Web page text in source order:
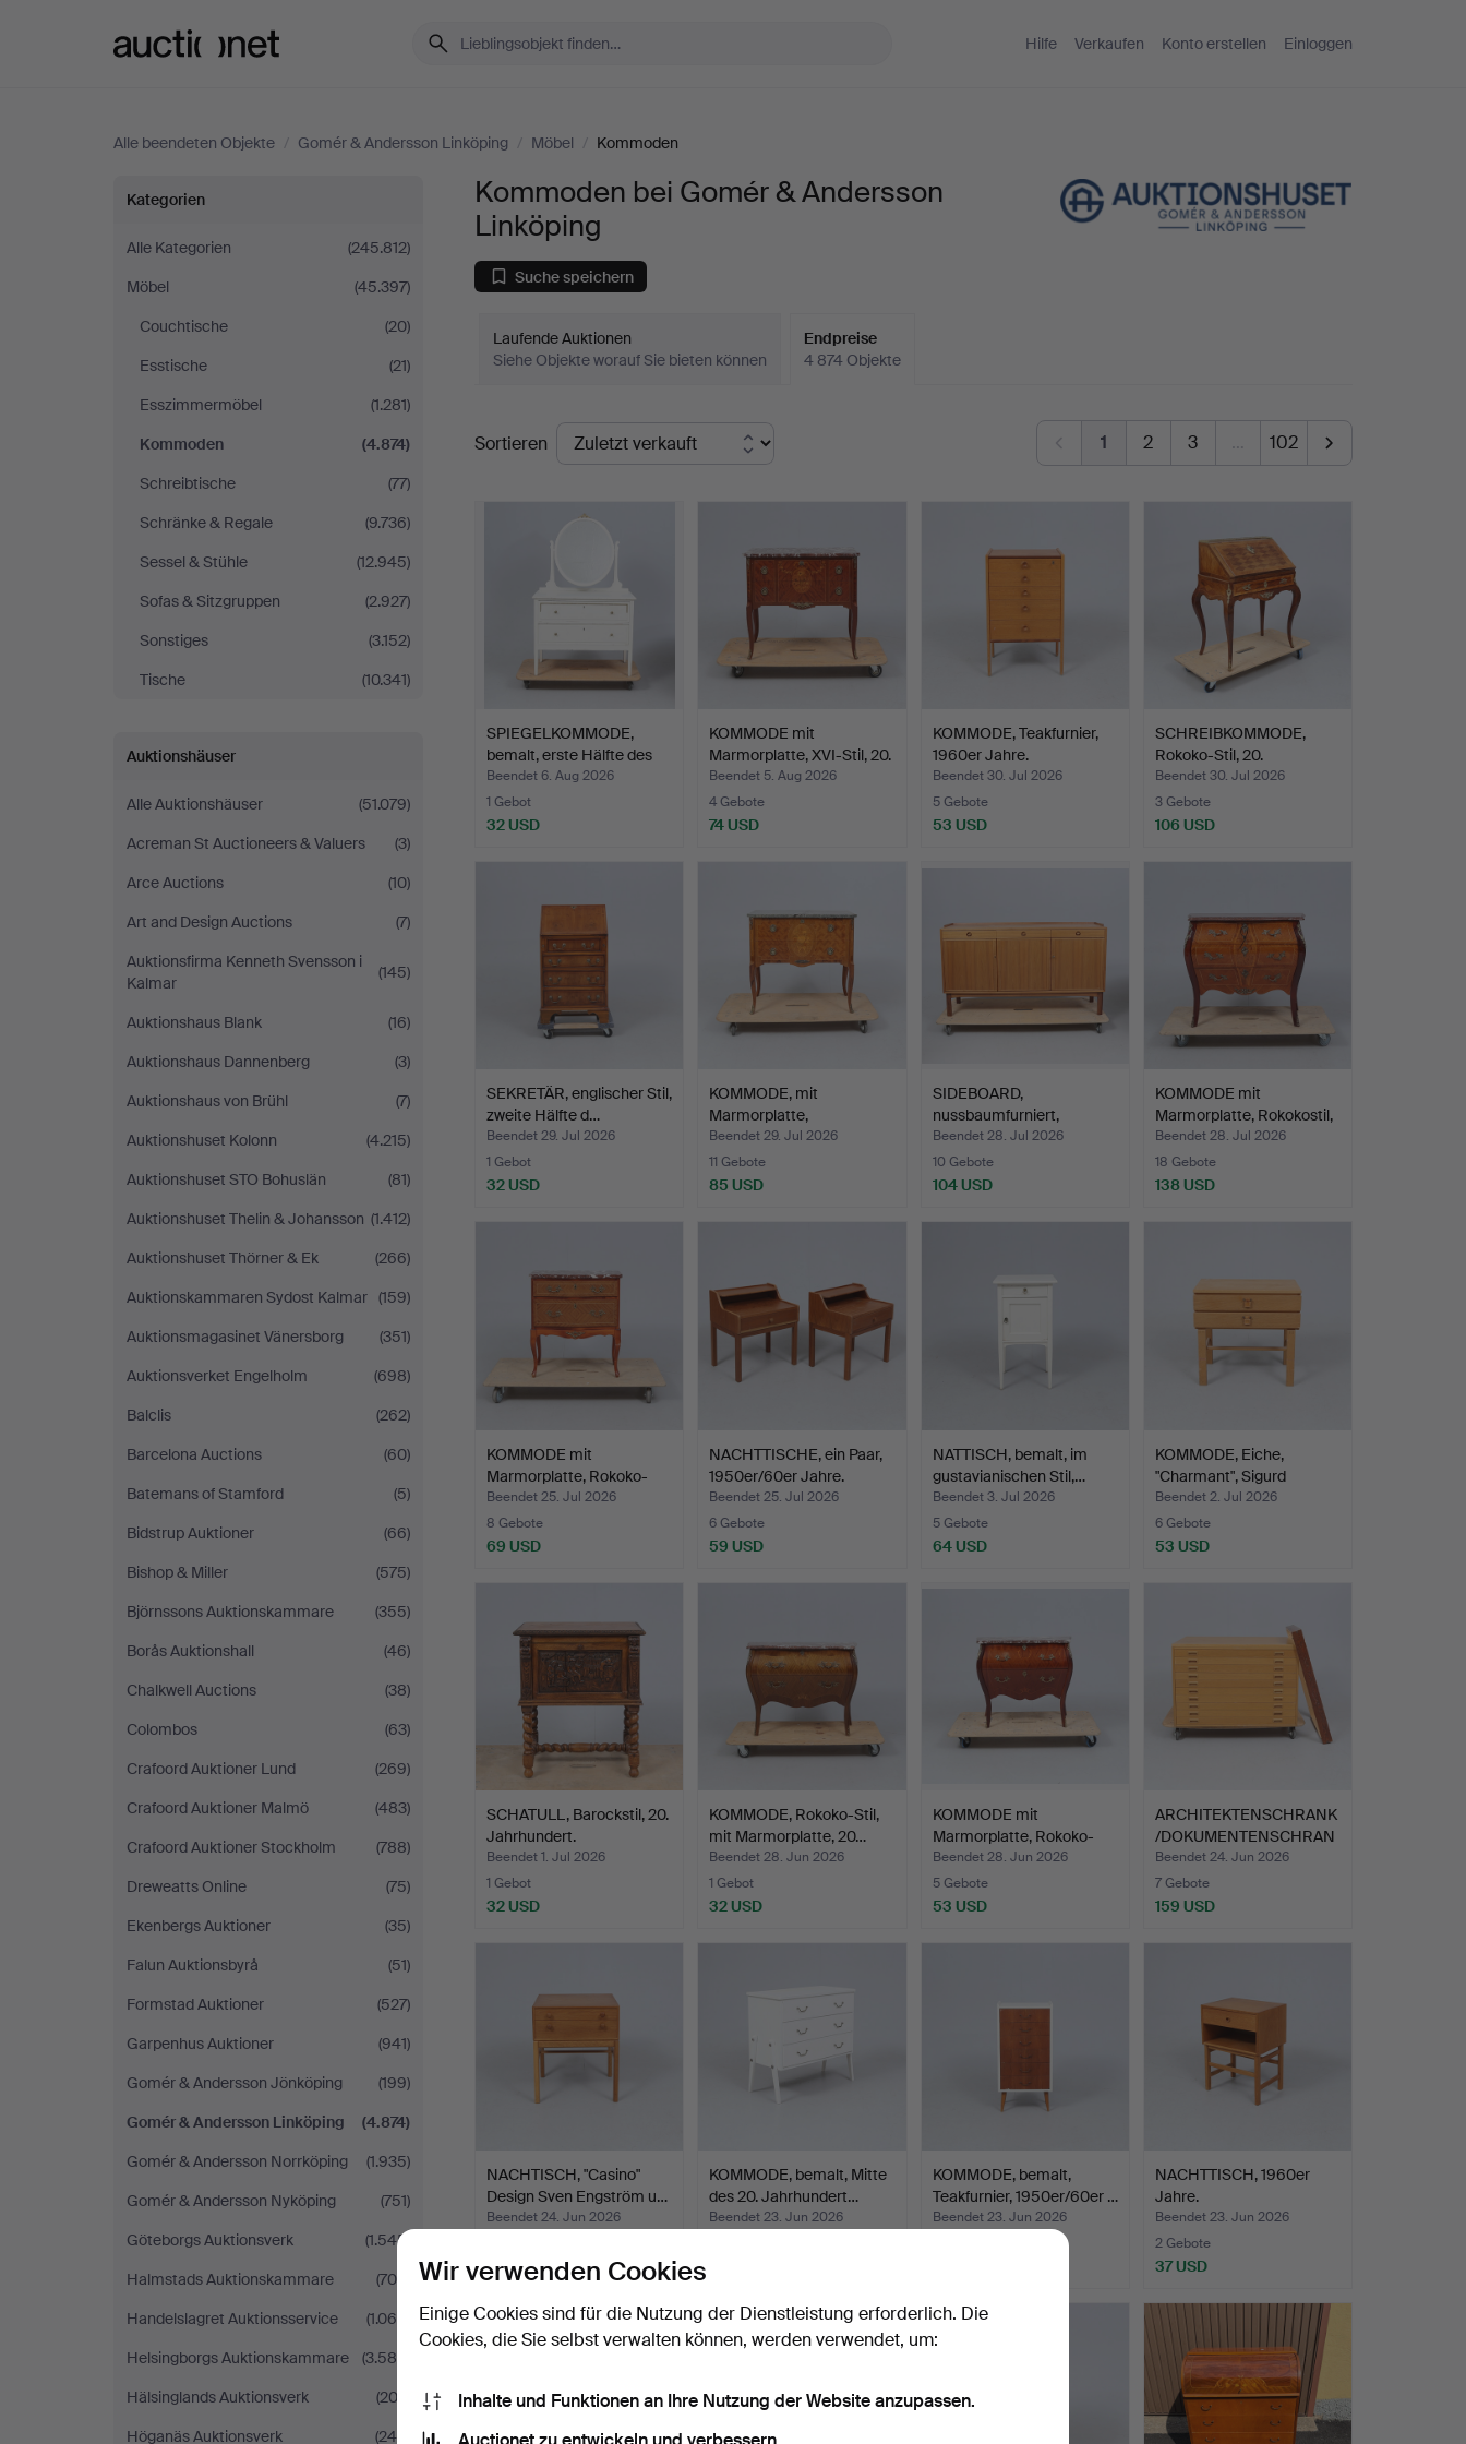
Hilfe Verkaufen Konto erstellen Einloggen
Alle beendeten Objekte / Gomér & Andersson Linköping / Möbel / Kommoden
Kommoden
bei
Gomér
Andersson
Linköping
Kategorien
Alle Kategorien
(245.812)
Möbel
(45.397)
Couchtische
(20)
Esstische
(21)
Esszimmermöbel
(1.281)
Kommoden
(4.874)
Schreibtische
(77)
Schränke & Regale
(9.736)
Sessel & Stühle
(12.945)
Sofas & Sitzgruppen
(2.927)
Sonstiges
(3.152)
Tische
(10.341)
Auktionshäuser
Alle Auktionshäuser
(51.079)
Acreman St Auctioneers & Valuers
(3)
Arce Auctions
(10)
Art and Design Auctions
(7)
Auktionsfirma Kenneth Svensson i
Kalmar
(145)
Auktionshaus Blank
(16)
Auktionshaus Dannenberg
(3)
Auktionshaus von Brühl
(7)
Auktionshuset Kolonn
(4.215)
Auktionshuset STO Bohuslän
(81)
Auktionshuset Thelin & Johansson (1.412)
Auktionshuset Thörner & Ek
(266)
Auktionskammaren Sydost Kalmar (159)
Auktionsmagasinet Vänersborg
(351)
Auktionsverket Engelholm
(698)
Balclis
(262)
Barcelona Auctions
(60)
Batemans of Stamford
(5)
Bidstrup Auktioner
(66)
Bishop & Miller
(575)
Björnssons Auktionskammare
(355)
Borås Auktionshall
(46)
Chalkwell Auctions
(38)
Colombos
(63)
Crafoord Auktioner Lund
(269)
Crafoord Auktioner Malmö
(483)
Crafoord Auktioner Stockholm
(788)
Dreweatts Online
(75)
Ekenbergs Auktioner
(35)
Falun Auktionsbyrå
(51)
Formstad Auktioner
(527)
Garpenhus Auktioner
(941)
Gomér & Andersson Jönköping
(199)
Gomér & Andersson Linköping
(4.874)
Gomér & Andersson Norrköping
(1.935)
Gomér & Andersson Nyköping
(751)
Göteborgs Auktionsverk
(1.545)
Halmstads Auktionskammare
(704)
Handelslagret Auktionsservice
(1.065)
Helsingborgs Auktionskammare
(3.585)
Hälsinglands Auktionsverk
(202)
Höganäs Auktionsverk
(244)
Kommoden bei Gomér & Andersson
Linköping
Suche speichern
Laufende Auktionen
Siehe Objekte worauf Sie bieten können
Endpreise
4 874 Objekte
Endpreise
Sortieren 1 2 3 … 102
SPIEGELKOMMODE,
bemalt, erste Hälfte des
2…
Beendet 6. Aug 2026
1 Gebot
32 USD
KOMMODE mit
Marmorplatte, XVI-Stil, 20.
Ja…
Beendet 5. Aug 2026
4 Gebote
74 USD
KOMMODE, Teakfurnier,
1960er Jahre.
Beendet 30. Jul 2026
5 Gebote
53 USD
SCHREIBKOMMODE,
Rokoko-Stil, 20.
Jahrhunde…
Beendet 30. Jul 2026
3 Gebote
106 USD
SEKRETÄR, englischer Stil,
zweite Hälfte d…
Beendet 29. Jul 2026
1 Gebot
32 USD
KOMMODE, mit
Marmorplatte,
gustavianischer…
Beendet 29. Jul 2026
11 Gebote
85 USD
SIDEBOARD,
nussbaumfurniert,
Skaraborgs Mö…
Beendet 28. Jul 2026
10 Gebote
104 USD
KOMMODE mit
Marmorplatte, Rokokostil,
20. …
Beendet 28. Jul 2026
18 Gebote
138 USD
KOMMODE mit
Marmorplatte, Rokoko-
Stil, 20.…
Beendet 25. Jul 2026
8 Gebote
69 USD
NACHTTISCHE, ein Paar,
1950er/60er Jahre.
Beendet 25. Jul 2026
6 Gebote
59 USD
NATTISCH, bemalt, im
gustavianischen Stil,…
Beendet 3. Jul 2026
5 Gebote
64 USD
KOMMODE, Eiche,
"Charmant", Sigurd
Göranss…
Beendet 2. Jul 2026
6 Gebote
53 USD
SCHATULL, Barockstil, 20.
Jahrhundert.
Beendet 1. Jul 2026
1 Gebot
32 USD
KOMMODE, Rokoko-Stil,
mit Marmorplatte, 20…
Beendet 28. Jun 2026
1 Gebot
32 USD
KOMMODE mit
Marmorplatte, Rokoko-
Stil, 20.…
Beendet 28. Jun 2026
5 Gebote
53 USD
ARCHITEKTENSCHRANK
/DOKUMENTENSCHRAN
K, Graf…
Beendet 24. Jun 2026
7 Gebote
159 USD
NACHTISCH, "Casino"
Design Sven Engström u…
Beendet 24. Jun 2026
53 USD
KOMMODE, bemalt, Mitte
des 20. Jahrhundert…
Beendet 23. Jun 2026
KOMMODE, bemalt,
Teakfurnier, 1950er/60er …
Beendet 23. Jun 2026
NACHTTISCH, 1960er
Jahre.
Beendet 23. Jun 2026
2 Gebote
37 USD
Wir verwenden Cookies
Einige Cookies sind für die Nutzung der Dienstleistung erforderlich. Die
Cookies, die Sie selbst verwalten können, werden verwendet, um:
Inhalte und Funktionen an Ihre Nutzung der Website anzupassen.